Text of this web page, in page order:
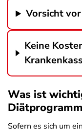
Vorsicht
Keine
Was ist
Sofern es sich um